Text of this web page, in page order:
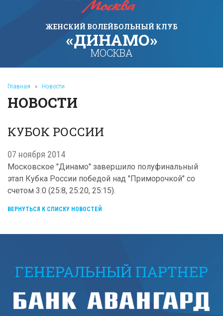
ЖЕНСКИЙ ВОЛЕЙБОЛЬНЫЙ КЛУБ
«ДИНАМО»
МОСКВА
Главная » Новости
НОВОСТИ
КУБОК РОССИИ
07 ноября 2014
Московское "Динамо" завершило полуфинальный
этап Кубка России победой над "Приморочкой" со
счетом 3:0 (25:8, 25:20, 25:15).
ВЕРНУТЬСЯ К СПИСКУ НОВОСТЕЙ
ГЕНЕРАЛЬНЫЙ ПАРТНЕР